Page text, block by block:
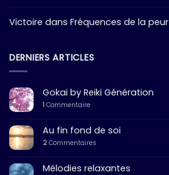
Victoire dans Fréquences de la peur
DERNIERS ARTICLES
Gokai by Reiki Génération
1 Commentaire
Au fin fond de soi
2 Commentaires
Mélodies relaxantes